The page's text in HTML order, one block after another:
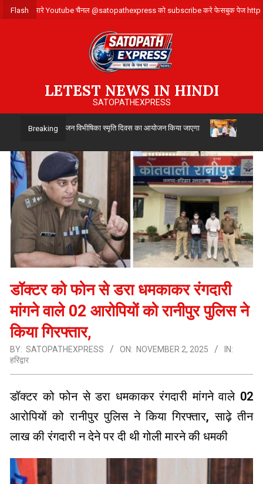
Skip
to
Flash
करे ,हमारे Youtube चैनल @satopathexpress को subscribe करे फेसबुक पेज
LETEST NEWS IN HINDI
SATOPATHEXPRESS
Breaking
अगस्त को विभाजन विभीषिका स्मृति दिवस का आयोजन किया जाएगा उत्तर प्रदेश
डॉक्टर को फोन से डरा धमकाकर रंगदारी
मांगने वाले 02 आरोपियों को रानीपुर पुलिस ने
किया गिरफ्तार,
BY: SATOPATHEXPRESS ON: NOVEMBER 2, 2025
IN:
हरिद्वार
डॉक्टर को फोन से डरा धमकाकर रंगदारी मांगने वाले 02
आरोपियों को रानीपुर पुलिस ने किया गिरफ्तार, साढ़े तीन
लाख की रंगदारी न देने पर दी थी गोली मारने की धमकी